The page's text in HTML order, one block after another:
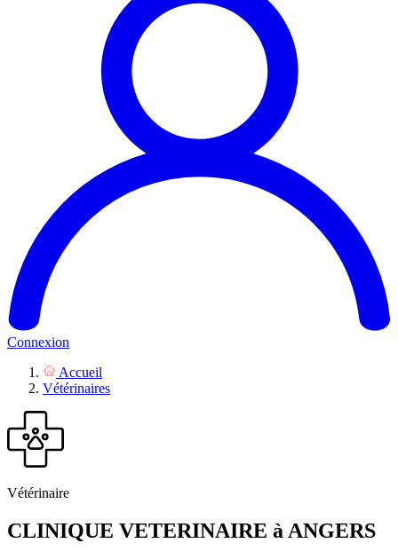
Connexion
Accueil
Vétérinaires
Vétérinaire
CLINIQUE VETERINAIRE à ANGERS